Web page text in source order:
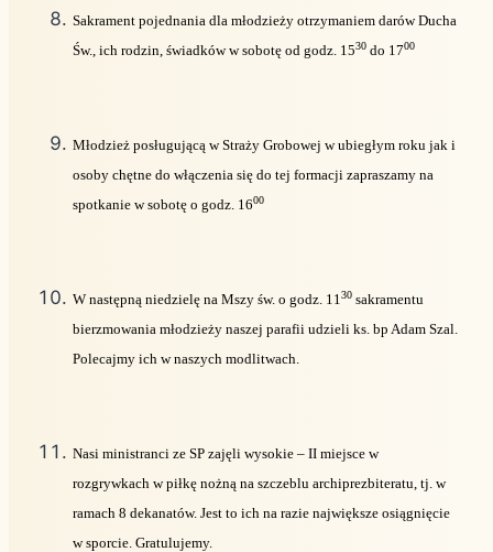
Sakrament pojednania dla młodzieży otrzymaniem darów Ducha
Św., ich rodzin, świadków w sobotę od godz. 1530 do 1700
Młodzież posługującą w Straży Grobowej w ubiegłym roku jak i
osoby chętne do włączenia się do tej formacji zapraszamy na
spotkanie w sobotę o godz. 1600
W następną niedzielę na Mszy św. o godz. 11 30 sakramentu
bierzmowania młodzieży naszej parafii udzieli ks. bp Adam Szal.
Polecajmy ich w naszych modlitwach.
Nasi ministranci ze SP zajęli wysokie – II miejsce w
rozgrywkach w piłkę nożną na szczeblu archiprezbiteratu, tj. w
ramach 8 dekanatów. Jest to ich na razie największe osiągnięcie
w sporcie. Gratulujemy.